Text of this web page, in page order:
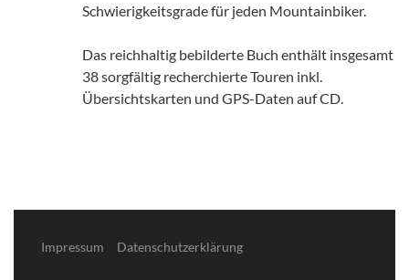
Schwierigkeitsgrade für jeden Mountainbiker.
Das reichhaltig bebilderte Buch enthält insgesamt
38 sorgfältig recherchierte Touren inkl.
Übersichtskarten und GPS-Daten auf CD.
Impressum Datenschutzerklärung